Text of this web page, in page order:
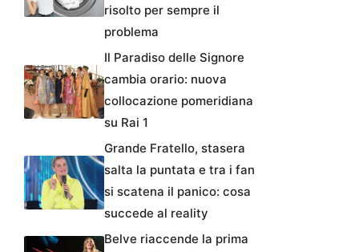
risolto per sempre il
problema
Il Paradiso delle Signore
cambia orario: nuova
collocazione pomeridiana
su Rai 1
Grande Fratello, stasera
salta la puntata e tra i fan
si scatena il panico: cosa
succede al reality
Belve riaccende la prima